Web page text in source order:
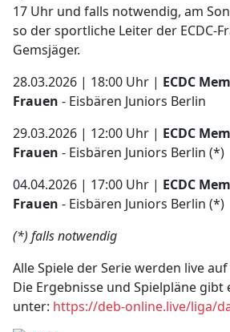
17 Uhr und falls notwendig, am
so der sportliche Leiter der ECDC-
Gemsjäger.
28.03.2026 | 18:00 Uhr | ECDC
Frauen - Eisbären Juniors Berlin
29.03.2026 | 12:00 Uhr | ECDC
Frauen - Eisbären Juniors Berlin (*)
04.04.2026 | 17:00 Uhr | ECDC
Frauen - Eisbären Juniors Berlin (*)
(*) falls notwendig
Alle Spiele der Serie werden live auf
Die Ergebnisse und Spielpläne gibt
unter: https://deb-online.live/liga/